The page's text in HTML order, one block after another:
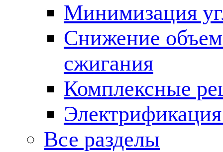
Минимизация
Снижение
сжигания
Комплексные
Все разделы